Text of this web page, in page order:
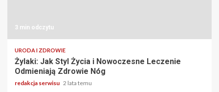
3 min odczytu
URODA I ZDROWIE
Żylaki: Jak Styl Życia i Nowoczesne Leczenie
Odmieniają Zdrowie Nóg
redakcja serwisu 2 lata temu